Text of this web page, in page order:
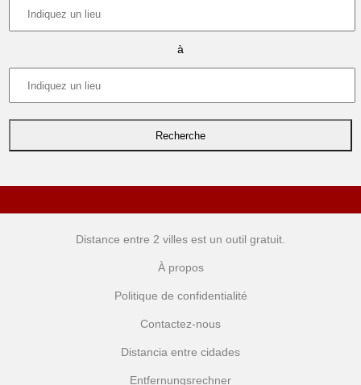
à
Distance entre 2 villes est un outil gratuit.
À propos
Politique de confidentialité
Contactez-nous
Distancia entre cidades
Entfernungsrechner